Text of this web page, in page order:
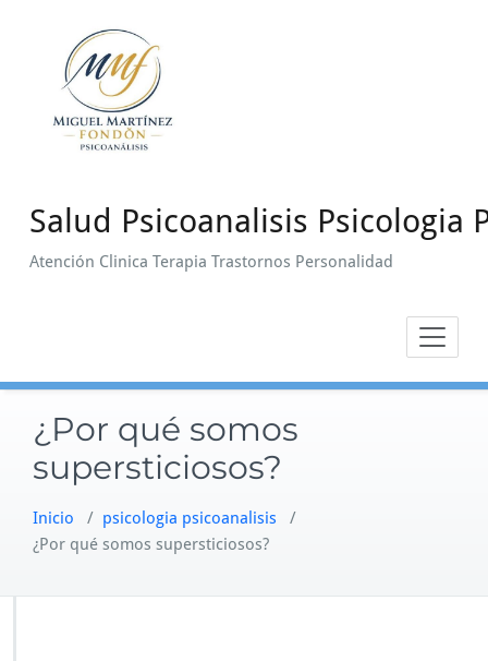
contenido
Salud Psicoanalisis Psicologia
Atención Clinica Terapia Trastornos Personalidad
¿Por qué somos
supersticiosos?
Inicio / psicologia psicoanalisis /
¿Por qué somos supersticiosos?